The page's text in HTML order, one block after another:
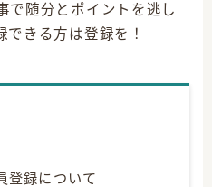
で随分とポイントを逃し
できる方は登録を！
登録について